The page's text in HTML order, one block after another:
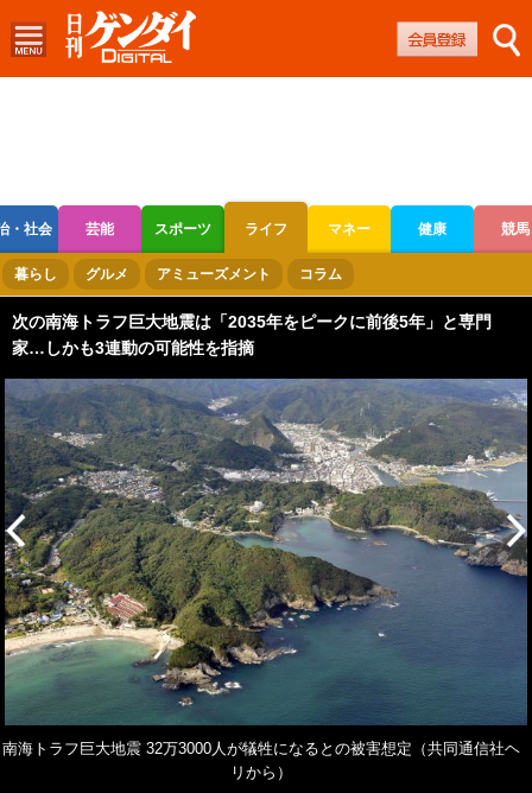
・社会 芸能 スポーツ ライフ マネー 健康 競馬
ボートレース 競輪 オートレース
暮らし グルメ アミューズメント コラム
次の南海トラフ巨大地震は「2035年をピークに前後5年」と専門
家…しかも3連動の可能性を指摘
南海トラフ巨大地震 32万3000人が犠牲になるとの被害想定（共同通信社ヘ
リから）